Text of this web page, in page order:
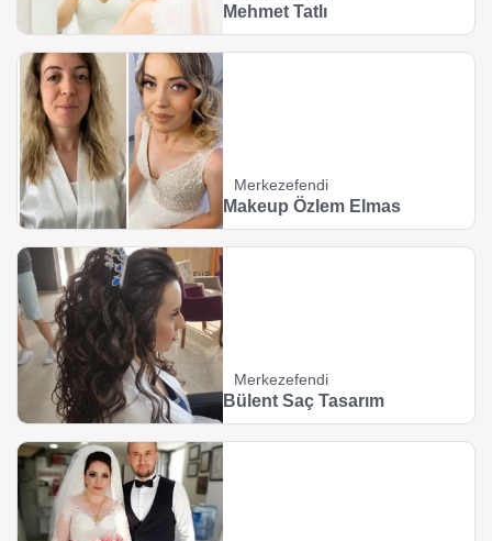
Mehmet Tatlı
Merkezefendi
Makeup Özlem Elmas
Merkezefendi
Bülent Saç Tasarım